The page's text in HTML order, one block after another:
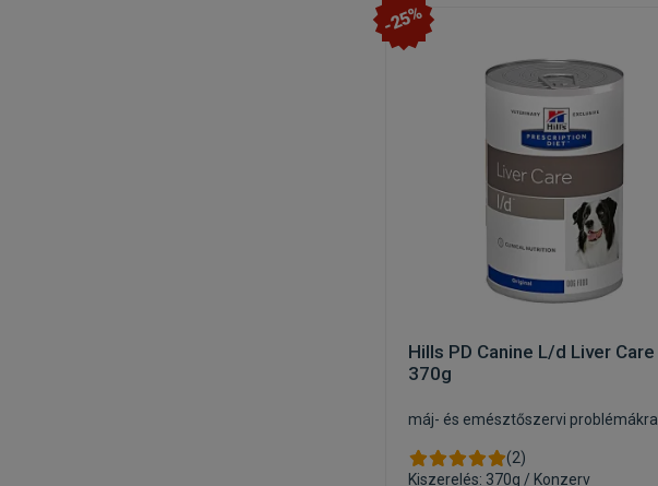
-25%
Hills PD Canine L/d Liver Care
370g
máj- és emésztőszervi problémákra
(2)
Kiszerelés: 370g / Konzerv